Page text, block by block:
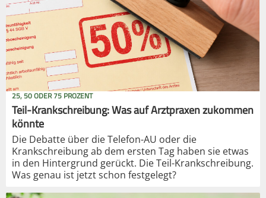
25, 50 ODER 75 PROZENT
Teil-Krankschreibung: Was auf Arztpraxen zukommen
könnte
Die Debatte über die Telefon-AU oder die
Krankschreibung ab dem ersten Tag haben sie etwas
in den Hintergrund gerückt. Die Teil-Krankschreibung.
Was genau ist jetzt schon festgelegt?